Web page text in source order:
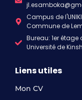
Campus de
Commune de
Bureau: 1er
Université de
Liens utiles
Mon CV